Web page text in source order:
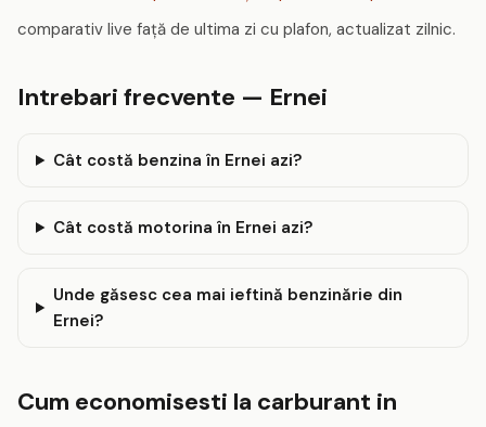
comparativ live față de ultima zi cu plafon, actualizat zilnic.
Intrebari frecvente — Ernei
Cât costă benzina în Ernei azi?
Cât costă motorina în Ernei azi?
Unde găsesc cea mai ieftină benzinărie din
Ernei?
Cum economisesti la carburant in